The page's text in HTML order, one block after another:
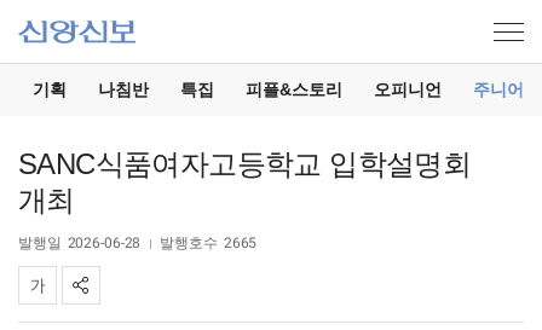
기획 나침반 특집 피플&스토리 오피니언 주니어
SANC식품여자고등학교 입학설명회
개최
발행일 2026-06-28 발행호수 2665